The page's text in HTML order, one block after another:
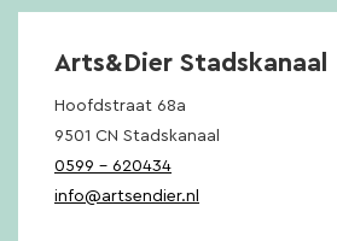
Arts&Dier Stadskanaal
Hoofdstraat 68a
9501 CN Stadskanaal
0599 – 620434
info@artsendier.nl